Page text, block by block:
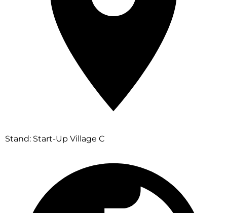
Stand: Start-Up Village C